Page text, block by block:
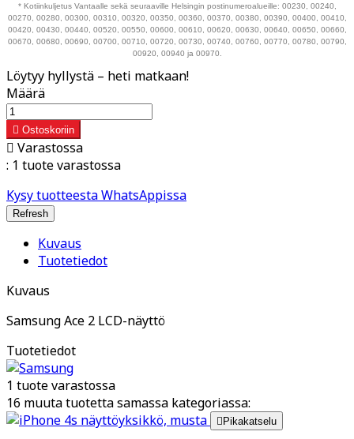
* Kotiinkuljetus Vantaalle sekä seuraaville Helsingin postinumeroalueille: 00230, 00240,
00270, 00280, 00300, 00310, 00320, 00350, 00360, 00370, 00380, 00390, 00400, 00410,
00420, 00430, 00440, 00520, 00550, 00600, 00610, 00620, 00630, 00640, 00650, 00660,
00670, 00680, 00690, 00700, 00710, 00720, 00730, 00740, 00760, 00770, 00780, 00790,
00920, 00940 ja 00970.
Löytyy hyllystä – heti matkaan!
Määrä
 Ostoskoriin
 Varastossa
: 1 tuote varastossa
Kysy tuotteesta WhatsAppissa
Kuvaus
Tuotetiedot
Kuvaus
Samsung Ace 2 LCD-näyttö
Tuotetiedot
1 tuote varastossa
16 muuta tuotetta samassa kategoriassa:
Pikakatselu